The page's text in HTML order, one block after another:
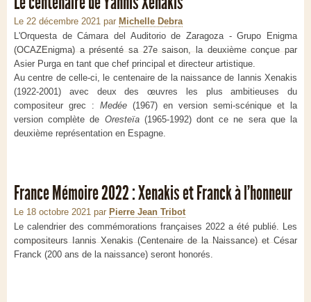
Le 22 décembre 2021 par Michelle Debra
L'Orquesta de Cámara del Auditorio de Zaragoza - Grupo Enigma
(OCAZEnigma) a présenté sa 27e saison, la deuxième conçue par
Asier Purga en tant que chef principal et directeur artistique.
Au centre de celle-ci, le centenaire de la naissance de Iannis Xenakis
(1922-2001) avec deux des œuvres les plus ambitieuses du
compositeur grec : Medée (1967) en version semi-scénique et la
version complète de Oresteïa(1965-1992) dont ce ne sera que la
deuxième représentation en Espagne.
France Mémoire 2022 : Xenakis et Franck à l'honneur
Le 18 octobre 2021 par Pierre Jean Tribot
Le calendrier des commémorations françaises 2022 a été publié. Les
compositeurs Iannis Xenakis (Centenaire de la Naissance) et César
Franck (200 ans de la naissance) seront honorés.